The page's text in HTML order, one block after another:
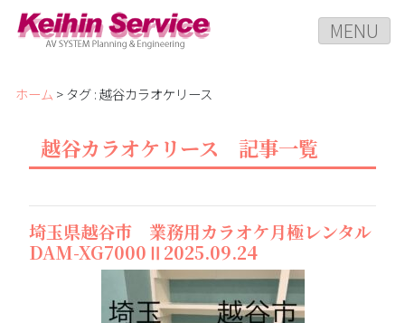
MENU
ホーム > タグ : 越谷カラオケリース
越谷カラオケリース 記事一覧
埼玉県越谷市 業務用カラオケ月極レンタル
DAM-XG7000Ⅱ2025.09.24